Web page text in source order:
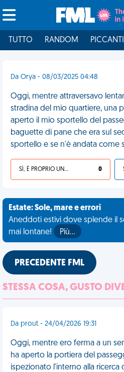
TUTTO RANDOM PICCANTI
Da Orya - 08/03/2025 04:48
Oggi, mentre attraversavo
stradina del mio quartiere, una
aperto il mio sportello del
baguette di pane che era sul
sportello e se n'è andata come
SÌ, È PROPRIO UNA VDM! 0
Estate: Sole, mare e errori
Aneddoti estivi dove splende il
mai lontane!
Più…
PRECEDENTE FML
STESSA COSA, GUSTO
Da prout - 24/04/2026 19:31
Oggi, mentre ero ferma a un
ha aperto la portiera del
ispezionato l'interno alla ricerca